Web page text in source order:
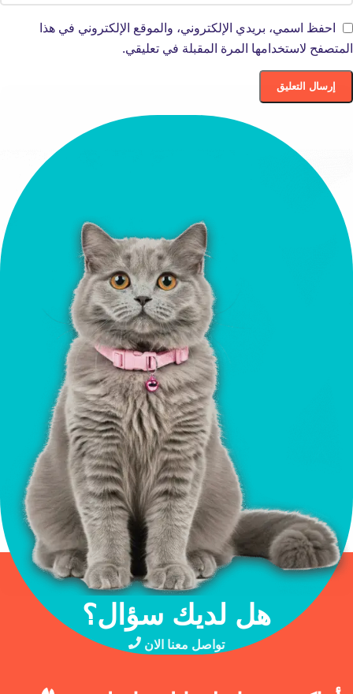
احفظ اسمي، بريدي الإلكتروني، والموقع الإلكتروني في هذا
المتصفح لاستخدامها المرة المقبلة في تعليقي.
هل لديك سؤال؟
تواصل معنا الان